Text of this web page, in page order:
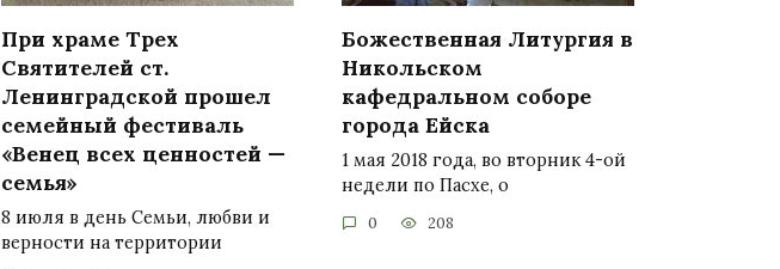
При храме Трех
Святителей ст.
Ленинградской прошел
семейный фестиваль
«Венец всех ценностей —
семья»
8 июля в день Семьи, любви и
верности на территории
Божественная Литургия в
Никольском
кафедральном соборе
города Ейска
1 мая 2018 года, во вторник 4-ой
недели по Пасхе, о
0 208